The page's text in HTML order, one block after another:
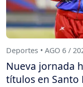
Deportes • AGO 6 /
Nueva jornada
títulos en Santo